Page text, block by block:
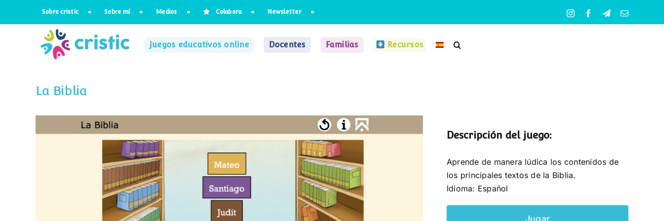
Sobre cristic Sobre mí Medios Colabora Newsletter InstagramFacebookTelegramCorreo
Juegos educativos online Docentes Familias Recursos
La Biblia
Descripción del juego:
Aprende de manera lúdica los contenidos de
los principales textos de la Biblia.
Idioma: Español
Jugar